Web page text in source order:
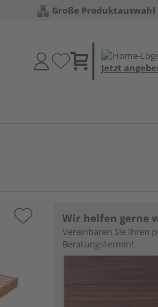
Große Produktauswahl
Jetzt
Wir helfen gerne
Vereinbaren Sie Ihren
Beratungstermin!